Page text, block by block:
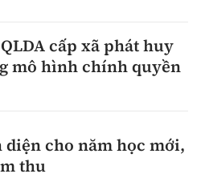
cấp xã phát huy
mô hình chính quyền
diện cho năm học mới,
thu